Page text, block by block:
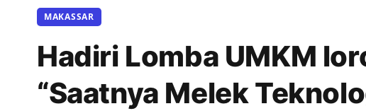
MAKASSAR
Hadiri Lomba UMKM
“Saatnya Melek